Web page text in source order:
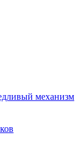
механизм